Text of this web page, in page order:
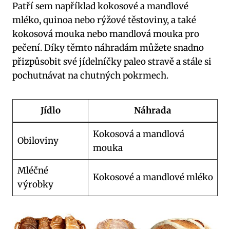
Patří sem například kokosové a mandlové
mléko, ⁣quinoa nebo rýžové těstoviny, a také
kokosová mouka nebo mandlová‍ mouka pro⁢
pečení. Díky těmto náhradám​ můžete snadno
přizpůsobit své jídelníčky paleo stravě a stále si
pochutnávat na chutných pokrmech.
Jídlo Náhrada
Obiloviny
Kokosová a mandlová
⁢mouka
Mléčné
výrobky
Kokosové a​ mandlové mléko